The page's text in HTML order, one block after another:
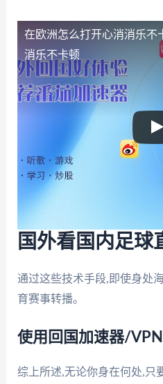
在欧洲怎么打开心消消乐不
消乐不卡顿
国外看国内足球
通过这些技术手段,即使身处
育赛事转播。
使用回国加速器/
综上所述,无论你身在何处,只